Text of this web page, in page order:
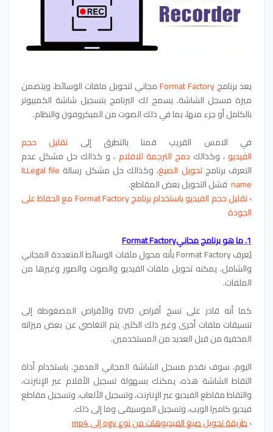
يعد برنامجFormat Factoryمجاني لتحويل ملفات الوسائط، ويتضمن
ميزة مسجل الشاشة. يسمح لك البرنامج بتسجيل شاشة الكمبيوتر
بالكامل أو جزء منها، بما في ذلك الصوت من الميكروفون والنظام.
في الامس القريب قمنا بالتطرق إلى تقليل حجم
الفيديو، وكذالك دمج الترجمة للافلام ، و كذالك حل مشكل عدم
التعرف برنامجتحويل الصيغ، وكذالك حل مشكل رسالة ILLegal file
name فشل التحويل بعض المقاطع.
›
تقليل حجم الفيديو باستخدام برنامج Format Factory مع الحفاظ على
الجودة
1. ما هو برنامج مجانيFormat Factory
يُعرف Format Factory بأنه محول ملفات الوسائط المتعددة المجاني
والشامل. يمكنه تحويل ملفات الفيديو والصوت والصور وغيرها من
الملفات.
كما أنه قادر على نسخ أقراص DVD والأقراص المضغوطة إلى
تنسيقات ملفات أخرى وغير ذلك الكثير. يتم التغاضي عن بعض ميزاته
المخفية من قبل العديد من المستخدمين.
اليوم، سوف نقدم مسجل الشاشة المجاني المدمج. باستخدام أداة
التقاط الشاشة هذه، يمكنك بسهولة تسجيل الأفلام عبر الإنترنت،
والتقاط مقاطع الفيديو عبر الإنترنت، وتسجيل الألعاب، وتسجيل مقاطع
فيديو كاميرا الويب، وتسجيل الموسيقى وما إلى ذلك.
›طريقة تحويل صيغ الفيديوهات من نوع ogv إلى mp4